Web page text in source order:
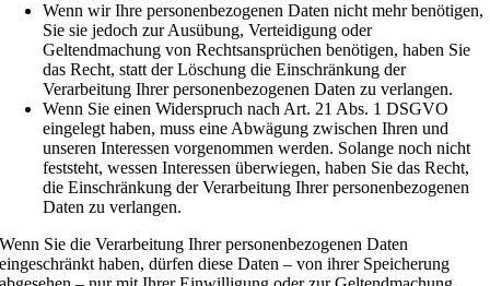
Wenn wir Ihre personenbezogenen Daten nicht mehr benötigen,
Sie sie jedoch zur Ausübung, Verteidigung oder
Geltendmachung von Rechtsansprüchen benötigen, haben Sie
das Recht, statt der Löschung die Einschränkung der
Verarbeitung Ihrer personenbezogenen Daten zu verlangen.
Wenn Sie einen Widerspruch nach Art. 21 Abs. 1 DSGVO
eingelegt haben, muss eine Abwägung zwischen Ihren und
unseren Interessen vorgenommen werden. Solange noch nicht
feststeht, wessen Interessen überwiegen, haben Sie das Recht,
die Einschränkung der Verarbeitung Ihrer personenbezogenen
Daten zu verlangen.
Wenn Sie die Verarbeitung Ihrer personenbezogenen Daten
eingeschränkt haben, dürfen diese Daten – von ihrer Speicherung